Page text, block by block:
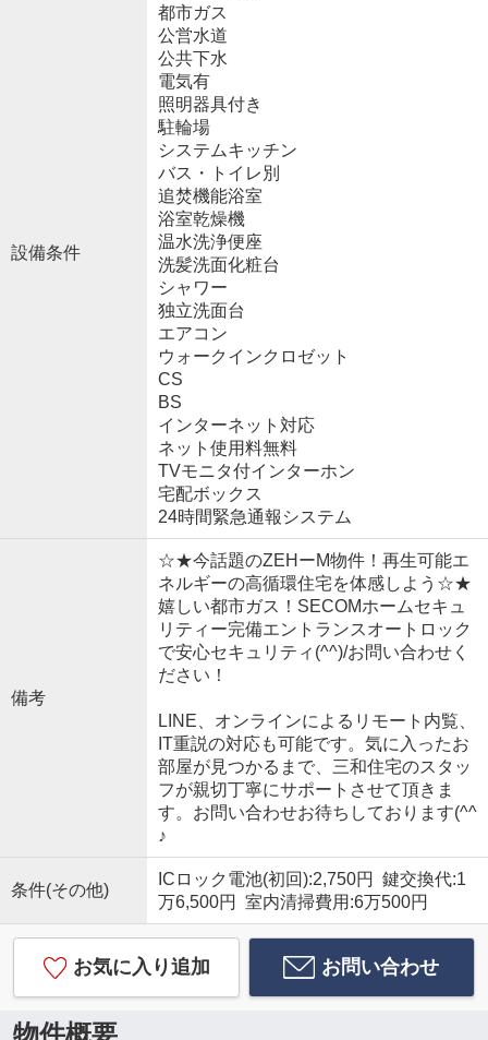
設備条件
都市ガス
公営水道
公共下水
電気有
照明器具付き
駐輪場
システムキッチン
バス・トイレ別
追焚機能浴室
浴室乾燥機
温水洗浄便座
洗髪洗面化粧台
シャワー
独立洗面台
エアコン
ウォークインクロゼット
CS
BS
インターネット対応
ネット使用料無料
TVモニタ付インターホン
宅配ボックス
24時間緊急通報システム
備考
☆★今話題のZEHーM物件！再生可能エ
ネルギーの高循環住宅を体感しよう☆★
嬉しい都市ガス！SECOMホームセキュ
リティー完備エントランスオートロック
で安心セキュリティ(^^)/お問い合わせく
ださい！
LINE、オンラインによるリモート内覧、
IT重説の対応も可能です。気に入ったお
部屋が見つかるまで、三和住宅のスタッ
フが親切丁寧にサポートさせて頂きま
す。お問い合わせお待ちしております(^^
♪
条件(その他)
ICロック電池(初回):2,750円 鍵交換代:1
万6,500円 室内清掃費用:6万500円
お気に入り追加 お問い合わせ